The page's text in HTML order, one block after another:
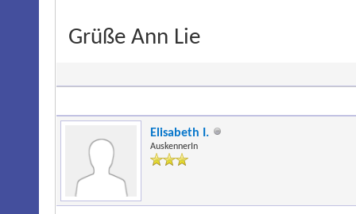
Grüße Ann Lie
Elisabeth I.
AuskennerIn